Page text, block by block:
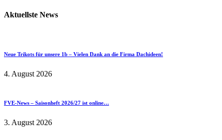
Aktuellste News
Neue Trikots für unsere 1b – Vielen Dank an die Firma Dachideen!
4. August 2026
FVE-News – Saisonheft 2026/27 ist online…
3. August 2026